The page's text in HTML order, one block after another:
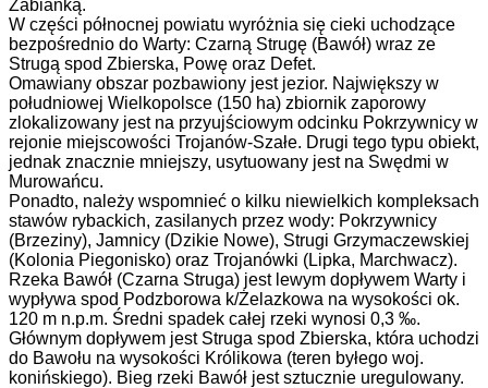
Żabianką.
W części północnej powiatu wyróżnia się cieki uchodzące
bezpośrednio do Warty: Czarną Strugę (Bawół) wraz ze
Strugą spod Zbierska, Powę oraz Defet.
Omawiany obszar pozbawiony jest jezior. Największy w
południowej Wielkopolsce (150 ha) zbiornik zaporowy
zlokalizowany jest na przyujściowym odcinku Pokrzywnicy w
rejonie miejscowości Trojanów-Szałe. Drugi tego typu obiekt,
jednak znacznie mniejszy, usytuowany jest na Swędmi w
Murowańcu.
Ponadto, należy wspomnieć o kilku niewielkich kompleksach
stawów rybackich, zasilanych przez wody: Pokrzywnicy
(Brzeziny), Jamnicy (Dzikie Nowe), Strugi Grzymaczewskiej
(Kolonia Piegonisko) oraz Trojanówki (Lipka, Marchwacz).
Rzeka Bawół (Czarna Struga) jest lewym dopływem Warty i
wypływa spod Podzborowa k/Żelazkowa na wysokości ok.
120 m n.p.m. Średni spadek całej rzeki wynosi 0,3 ‰.
Głównym dopływem jest Struga spod Zbierska, która uchodzi
do Bawołu na wysokości Królikowa (teren byłego woj.
konińskiego). Bieg rzeki Bawół jest sztucznie uregulowany.